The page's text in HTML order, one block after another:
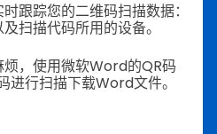
跟踪您的二维码扫描数据：
扫描代码所用的设备。
，使用微软Word的QR码
进行扫描下载Word文件。